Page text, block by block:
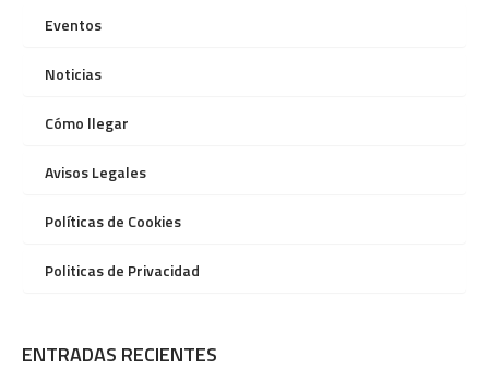
Eventos
Noticias
Cómo llegar
Avisos Legales
Políticas de Cookies
Politicas de Privacidad
ENTRADAS RECIENTES